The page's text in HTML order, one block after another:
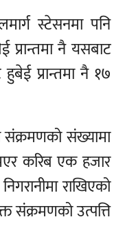
स्टेसनमा पनि
प्रान्तमा नै यसबाट
प्रान्तमा नै १७
संक्रमणको संख्यामा
करिब एक हजार
राखिएको
संक्रमणको उत्पत्ति